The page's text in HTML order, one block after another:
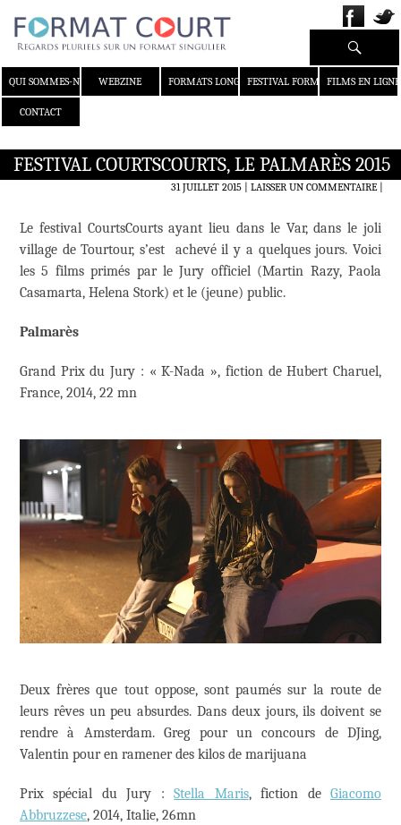
QUI SOMMES-NOUS ?WEBZINE FORMATS LONGS FESTIVAL FORMAT COURT
FILMS EN LIGNE
CONTACT
Recherche
FESTIVAL COURTSCOURTS, LE PALMARÈS 2015
31 JUILLET 2015 LAISSER UN COMMENTAIRE|
Le festival CourtsCourts ayant lieu dans le Var, dans le joli
village de Tourtour, s’est achevé il y a quelques jours. Voici
les 5 films primés par le Jury officiel (Martin Razy, Paola
Casamarta, Helena Stork) et le (jeune) public.
Palmarès
Grand Prix du Jury : « K-Nada », fiction de Hubert Charuel,
France, 2014, 22 mn
Deux frères que tout oppose, sont paumés sur la route de
leurs rêves un peu absurdes. Dans deux jours, ils doivent se
rendre à Amsterdam. Greg pour un concours de DJing,
Valentin pour en ramener des kilos de marijuana
Prix spécial du Jury :Stella Maris, fiction deGiacomo
Abbruzzese, 2014, Italie, 26mn